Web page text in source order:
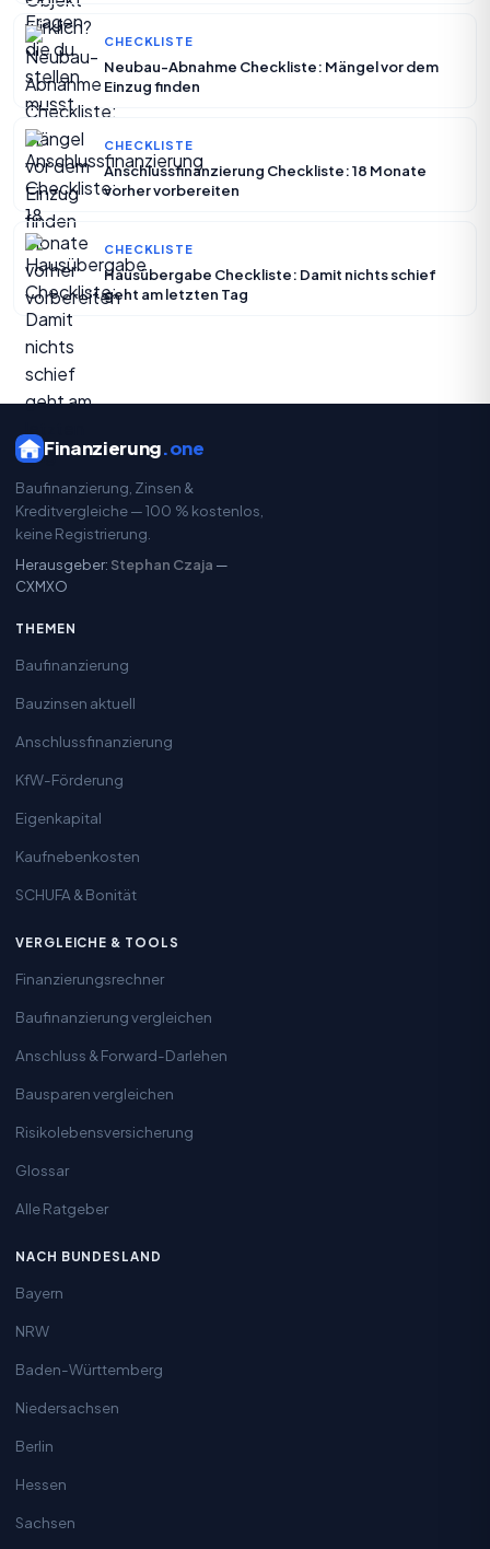
CHECKLISTE
Neubau-Abnahme Checkliste: Mängel vor dem
Einzug finden
CHECKLISTE
Anschlussfinanzierung Checkliste: 18 Monate
vorher vorbereiten
CHECKLISTE
Hausübergabe Checkliste: Damit nichts schief
geht am letzten Tag
Finanzierung.one
Baufinanzierung, Zinsen &
Kreditvergleiche — 100 % kostenlos,
keine Registrierung.
Herausgeber: Stephan Czaja —
CXMXO
THEMEN
Baufinanzierung
Bauzinsen aktuell
Anschlussfinanzierung
KfW-Förderung
Eigenkapital
Kaufnebenkosten
SCHUFA & Bonität
VERGLEICHE & TOOLS
Finanzierungsrechner
Baufinanzierung vergleichen
Anschluss & Forward-Darlehen
Bausparen vergleichen
Risikolebensversicherung
Glossar
Alle Ratgeber
NACH BUNDESLAND
Bayern
NRW
Baden-Württemberg
Niedersachsen
Berlin
Hessen
Sachsen